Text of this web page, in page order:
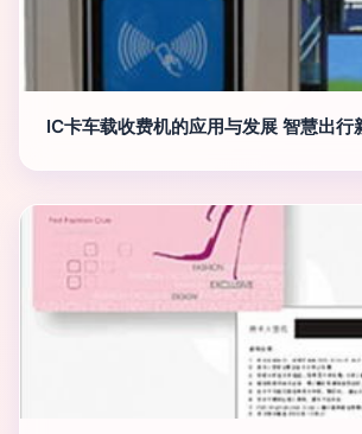
IC卡车载收费机的应用与发展 智慧出行